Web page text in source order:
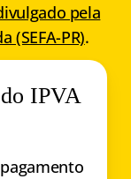
pela
(SEFA-PR).
do IPVA